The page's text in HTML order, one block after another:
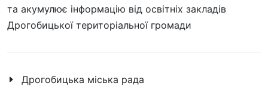
та акумулює інформацію від освітніх закладів
Дрогобицької територіальної громади
Дрогобицька міська рада